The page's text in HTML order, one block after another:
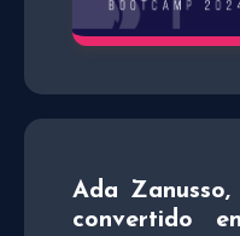
Ada
convertido